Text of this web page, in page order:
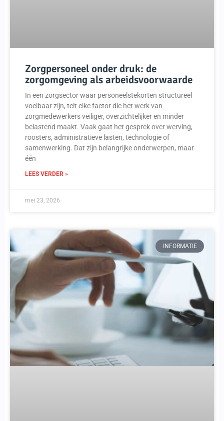
Zorgpersoneel onder druk: de
zorgomgeving als arbeidsvoorwaarde
In een zorgsector waar personeelstekorten structureel
voelbaar zijn, telt elke factor die het werk van
zorgmedewerkers veiliger, overzichtelijker en minder
belastend maakt. Vaak gaat het gesprek over werving,
roosters, administratieve lasten, technologie of
samenwerking. Dat zijn belangrijke onderwerpen, maar
één
LEES VERDER »
mei 23, 2026
INFORMATIE